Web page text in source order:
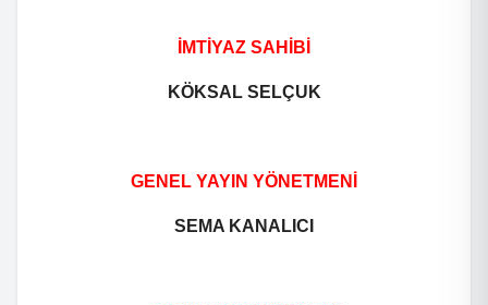
İMTİYAZ SAHİBİ
KÖKSAL SELÇUK
GENEL YAYIN YÖNETMENİ
SEMA KANALICI